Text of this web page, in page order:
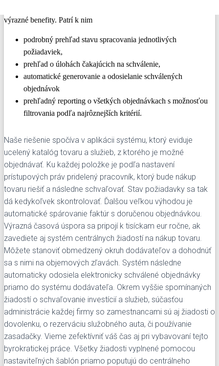
výrazné benefity. Patrí k nim
podrobný prehľad stavu spracovania jednotlivých
požiadaviek,
prehľad o úlohách čakajúcich na schválenie,
automatické generovanie a odosielanie schválených
objednávok
prehľadný reporting o všetkých objednávkach s možnosťou
filtrovania podľa najrôznejších kritérií.
Naše riešenie spočíva v aplikácii systému, ktorý eviduje
ucelený katalóg tovaru a služieb, z ktorého je možné
objednávať. Ku každej položke je podľa nastavení
prístupových práv pridelený pracovník, ktorý bude nákup
tovaru riešiť a následne schvaľovať. Stav požiadavky sa tak
dá kedykoľvek skontrolovať. Ďalšou veľkou výhodou je
automatické spárovanie faktúr s doručenou objednávkou.
Výrazná časová úspora sa pripojí k tisíckam eur ročne, ak
zavediete aj systém centrálnych žiadostí na nákup tovaru.
Môžete stanoviť obmedzený okruh dodávateľov a dohodnúť
sa s nimi na objemových zľavách. Systém následne
automaticky odosiela elektronicky schválené objednávky
priamo do systému dodávateľa. Okrem vyššie spomínaných
žiadostí o schvaľovanie investícií a služieb, súčasťou
administrácie každej firmy so zamestnancami sú aj žiadosti o
dovolenku, o rezerváciu služobného auta, či používanie
zasadačky. Vieme zefektívniť váš čas aj pri vybavovaní tejto
byrokratickej práce. Všetky žiadosti vyplnené pomocou
nastaviteľných šablón priamo poputujú do centrálneho